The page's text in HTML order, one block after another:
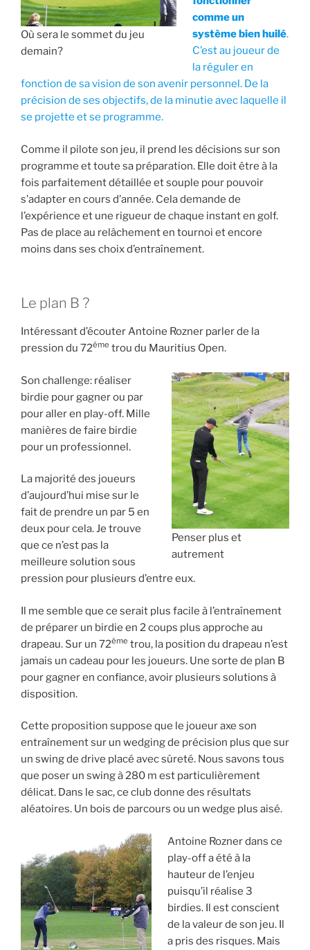
Où sera le sommet du jeu
demain?
comme un
système bien huilé.
C’est au joueur de
la réguler en
fonction de sa vision de son avenir personnel. De la
précision de ses objectifs, de la minutie avec laquelle il
se projette et se programme.
Comme il pilote son jeu, il prend les décisions sur son
programme et toute sa préparation. Elle doit être à la
fois parfaitement détaillée et souple pour pouvoir
s’adapter en cours d’année. Cela demande de
l’expérience et une rigueur de chaque instant en golf.
Pas de place au relâchement en tournoi et encore
moins dans ses choix d’entraînement.
Le plan B ?
Intéressant d’écouter Antoine Rozner parler de la
pression du 72ème trou du Mauritius Open.
Penser plus et
autrement
Son challenge: réaliser
birdie pour gagner ou par
pour aller en play-off. Mille
manières de faire birdie
pour un professionnel.
La majorité des joueurs
d’aujourd’hui mise sur le
fait de prendre un par 5 en
deux pour cela. Je trouve
que ce n’est pas la
meilleure solution sous
pression pour plusieurs d’entre eux.
Il me semble que ce serait plus facile à l’entraînement
de préparer un birdie en 2 coups plus approche au
drapeau. Sur un 72ème trou, la position du drapeau n’est
jamais un cadeau pour les joueurs. Une sorte de plan B
pour gagner en confiance, avoir plusieurs solutions à
disposition.
Cette proposition suppose que le joueur axe son
entraînement sur un wedging de précision plus que sur
un swing de drive placé avec sûreté. Nous savons tous
que poser un swing à 280 m est particulièrement
délicat. Dans le sac, ce club donne des résultats
aléatoires. Un bois de parcours ou un wedge plus aisé.
Antoine Rozner dans ce
play-off a été à la
hauteur de l’enjeu
puisqu’il réalise 3
birdies. Il est conscient
de la valeur de son jeu. Il
a pris des risques. Mais